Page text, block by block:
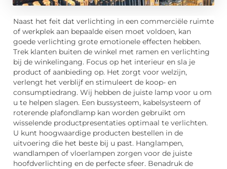
Naast het feit dat verlichting in een commerciële ruimte
of werkplek aan bepaalde eisen moet voldoen, kan
goede verlichting grote emotionele effecten hebben.
Trek klanten buiten de winkel met ramen en verlichting
bij de winkelingang. Focus op het interieur en sla je
product of aanbieding op. Het zorgt voor welzijn,
verlengt het verblijf en stimuleert de koop- en
consumptiedrang. Wij hebben de juiste lamp voor u om
u te helpen slagen. Een bussysteem, kabelsysteem of
roterende plafondlamp kan worden gebruikt om
wisselende productpresentaties optimaal te verlichten.
U kunt hoogwaardige producten bestellen in de
uitvoering die het beste bij u past. Hanglampen,
wandlampen of vloerlampen zorgen voor de juiste
hoofdverlichting en de perfecte sfeer. Benadruk de